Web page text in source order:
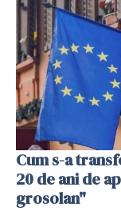
Cum s-a
20 de ani de
grosolan"